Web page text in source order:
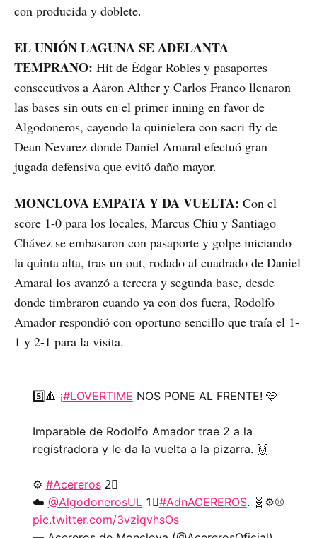
con producida y doblete.
EL UNIÓN LAGUNA SE ADELANTA
TEMPRANO: Hit de Édgar Robles y pasaportes
consecutivos a Aaron Alther y Carlos Franco llenaron
las bases sin outs en el primer inning en favor de
Algodoneros, cayendo la quinielera con sacri fly de
Dean Nevarez donde Daniel Amaral efectuó gran
jugada defensiva que evitó daño mayor.
MONCLOVA EMPATA Y DA VUELTA: Con el
score 1-0 para los locales, Marcus Chiu y Santiago
Chávez se embasaron con pasaporte y golpe iniciando
la quinta alta, tras un out, rodado al cuadrado de Daniel
Amaral los avanzó a tercera y segunda base, desde
donde timbraron cuando ya con dos fuera, Rodolfo
Amador respondió con oportuno sencillo que traía el 1-
1 y 2-1 para la visita.
5️⃣🔺 ¡#LOVERTIME NOS PONE AL FRENTE! 🩵
Imparable de Rodolfo Amador trae 2 a la
registradora y le da la vuelta a la pizarra. 🙌
⚙️ #Acereros2⃣
☁️ @AlgodonerosUL 1⃣#AdnACEREROS. 🧬⚙️⚾
pic.twitter.com/3vziqvhsOs